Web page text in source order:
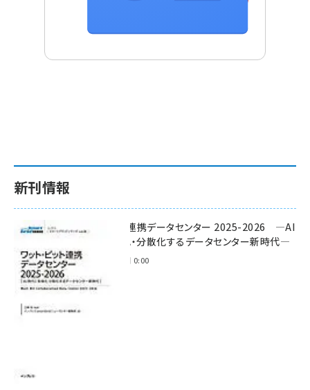
新刊情報
ワット・ビット連携データセンター 2025-2026 ―AI
時代に多様化・分散化するデータセンター新時代―
2025年11月28日 0:00